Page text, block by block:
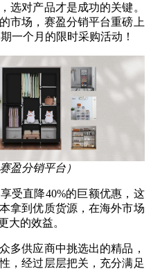
选对产品才是成功的关键。
市场，赛盈分销平台重磅上
一个月的限时采购活动！
盈分销平台）
受直降40%的巨额优惠，这
拿到优质货源，在海外市场
大的效益。
多供应商中挑选出的精品，
，经过层层把关，充分满足